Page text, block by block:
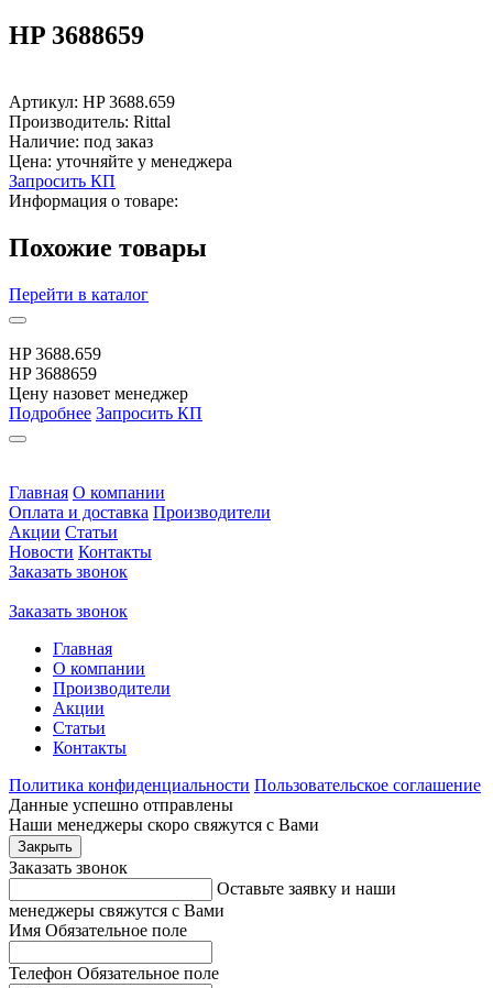
HP 3688659
Артикул: HP 3688.659
Производитель: Rittal
Наличие: под заказ
Цена: уточняйте у менеджера
Запросить КП
Информация о товаре:
Похожие товары
Перейти в каталог
HP 3688.659
HP 3688659
Цену назовет менеджер
Подробнее Запросить КП
Главная О компании
Оплата и доставка Производители
Акции Статьи
Новости Контакты
Заказать звонок
Заказать звонок
Главная
О компании
Производители
Акции
Статьи
Контакты
Политика конфиденциальности Пользовательское соглашение
Данные успешно отправлены
Наши менеджеры скоро свяжутся с Вами
Закрыть
Заказать звонок
Оставьте заявку и наши
менеджеры свяжутся с Вами
Имя Обязательное поле
Телефон Обязательное поле